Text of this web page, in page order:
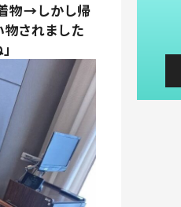
物→しかし帰
されました